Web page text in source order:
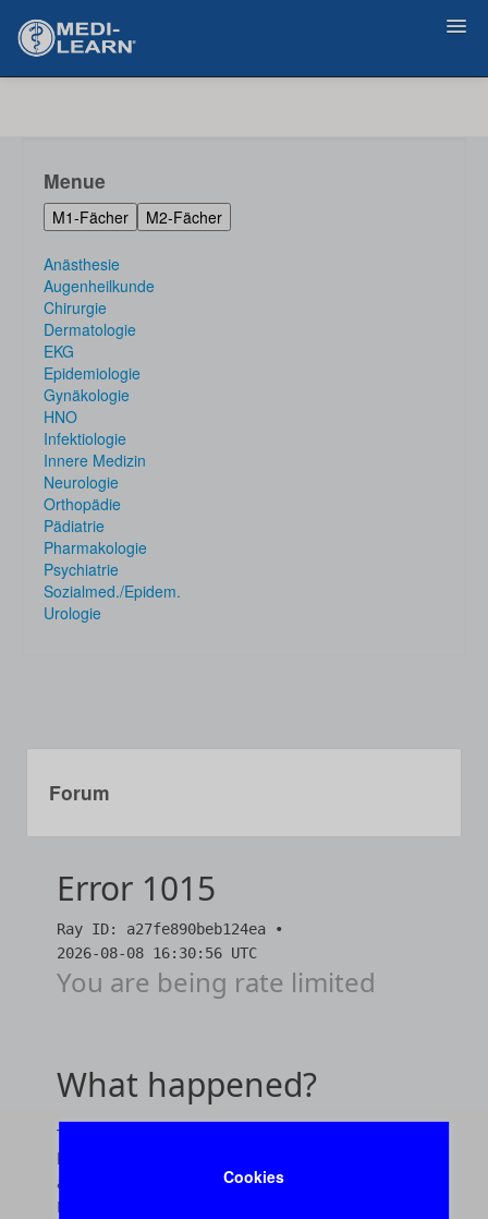
Cookies
Menue
M1-Fächer M2-Fächer
Anästhesie
Augenheilkunde
Chirurgie
Dermatologie
EKG
Epidemiologie
Gynäkologie
HNO
Infektiologie
Innere Medizin
Neurologie
Orthopädie
Pädiatrie
Pharmakologie
Psychiatrie
Sozialmed./Epidem.
Urologie
Forum